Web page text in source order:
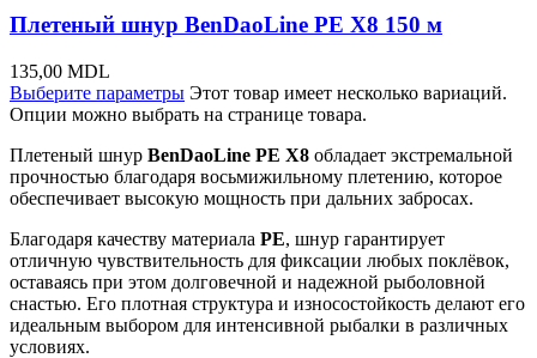
Плетеный шнур BenDaoLine PE X8 150 м
135,00 MDL
Выберите параметры Этот товар имеет несколько вариаций.
Опции можно выбрать на странице товара.
Плетеный шнур BenDaoLine PE X8 обладает экстремальной
прочностью благодаря восьмижильному плетению, которое
обеспечивает высокую мощность при дальних забросах.
Благодаря качеству материала PE, шнур гарантирует
отличную чувствительность для фиксации любых поклёвок,
оставаясь при этом долговечной и надежной рыболовной
снастью. Его плотная структура и износостойкость делают его
идеальным выбором для интенсивной рыбалки в различных
условиях.